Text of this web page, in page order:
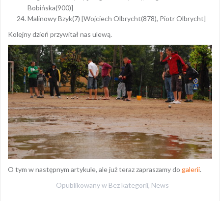
Bobińska(900)]
Malinowy Bzyk(7) [Wojciech Olbrycht(878), Piotr Olbrycht]
Kolejny dzień przywitał nas ulewą.
O tym w następnym artykule, ale już teraz zapraszamy do galerii.
Opublikowany w Bez kategorii, News